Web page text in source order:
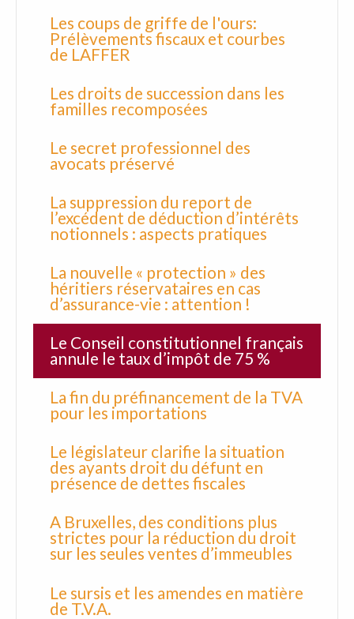
Les coups de griffe de l'ours:
Prélèvements fiscaux et courbes
de LAFFER
Les droits de succession dans les
familles recomposées
Le secret professionnel des
avocats préservé
La suppression du report de
l’excédent de déduction d’intérêts
notionnels : aspects pratiques
La nouvelle « protection » des
héritiers réservataires en cas
d’assurance-vie : attention !
Le Conseil constitutionnel français
annule le taux d’impôt de 75 %
La fin du préfinancement de la TVA
pour les importations
Le législateur clarifie la situation
des ayants droit du défunt en
présence de dettes fiscales
A Bruxelles, des conditions plus
strictes pour la réduction du droit
sur les seules ventes d’immeubles
Le sursis et les amendes en matière
de T.V.A.